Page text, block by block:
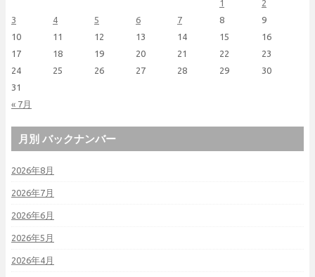
« 7月
1
2
3
4 5 6 7 8
9
10
11 12 13 14 15
16
17
18 19 20 21 22
23
24
25 26 27 28 29
30
31
月別 バックナンバー
2026年8月
2026年7月
2026年6月
2026年5月
2026年4月